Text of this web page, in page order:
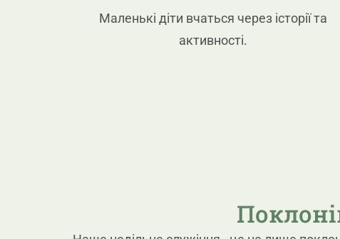
Маленькі діти вчаться через історії та
активності.